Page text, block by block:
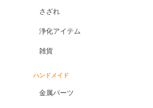
さざれ
浄化アイテム
雑貨
ハンドメイド
金属パーツ